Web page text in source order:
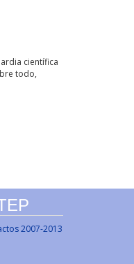
científica
todo,
2007-2013